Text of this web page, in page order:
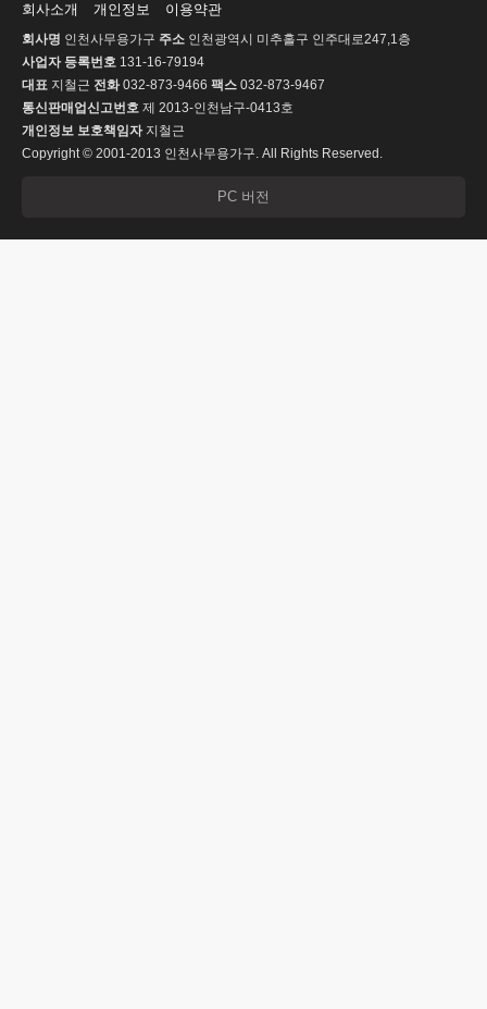
회사소개 개인정보 이용약관
회사명 인천사무용가구 주소 인천광역시 미추홀구 인주대로247,1층
사업자 등록번호 131-16-79194
대표 지철근 전화032-873-9466 팩스 032-873-9467
통신판매업신고번호 제 2013-인천남구-0413호
개인정보 보호책임자지철근
Copyright © 2001-2013 인천사무용가구. All Rights Reserved.
PC 버전